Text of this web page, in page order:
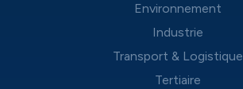
Environnement
Industrie
Transport & Logistique
Tertiaire